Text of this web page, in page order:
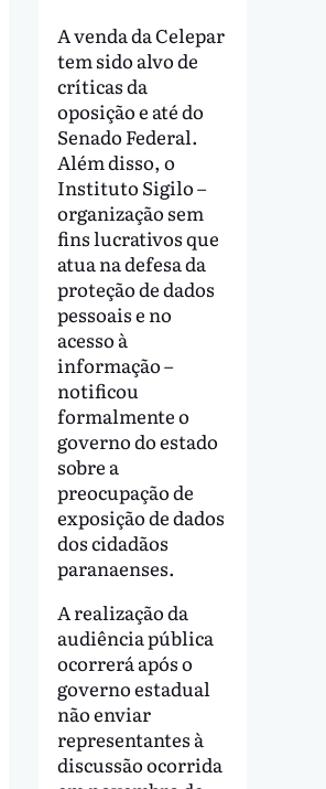
A venda da Celepar
tem sido alvo de
críticas da
oposição e até do
Senado Federal.
Além disso, o
Instituto Sigilo –
organização sem
fins lucrativos que
atua na defesa da
proteção de dados
pessoais e no
acesso à
informação –
notificou
formalmente o
governo do estado
sobre a
preocupação de
exposição de dados
dos cidadãos
paranaenses.
A realização da
audiência pública
ocorrerá após o
governo estadual
não enviar
representantes à
discussão ocorrida